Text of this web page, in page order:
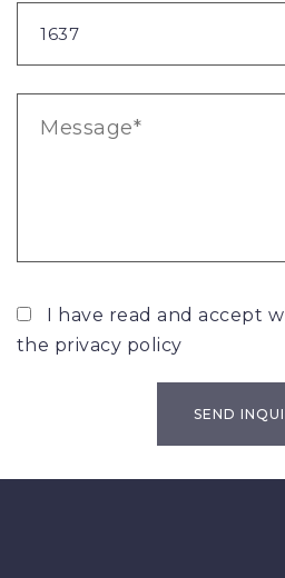
I have read and accept
the privacy policy